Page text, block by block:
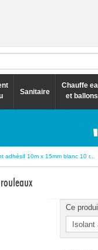
Sanitaire
Chauffe
et ballons
adhésif 10m x 15mm blanc 10 r...
Ce